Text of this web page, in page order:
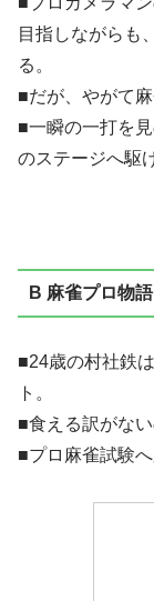
目指しながらも
る。
■だが、やがて
■一瞬の一打を
のステージへ駆
B 麻雀プロ物
■24歳の村社鉄
ト。
■食える訳がな
■プロ麻雀試験